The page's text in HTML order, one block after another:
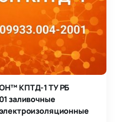
КПТД-1 ТУ РБ
заливочные